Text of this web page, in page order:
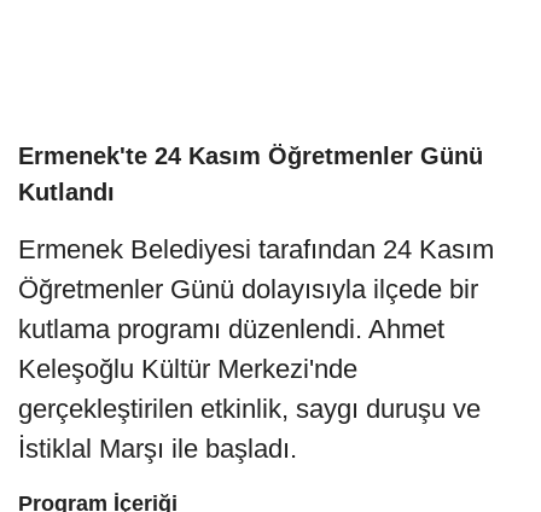
Ermenek'te 24 Kasım Öğretmenler Günü
Kutlandı
Ermenek Belediyesi tarafından 24 Kasım
Öğretmenler Günü dolayısıyla ilçede bir
kutlama programı düzenlendi. Ahmet
Keleşoğlu Kültür Merkezi'nde
gerçekleştirilen etkinlik, saygı duruşu ve
İstiklal Marşı ile başladı.
Program İçeriği